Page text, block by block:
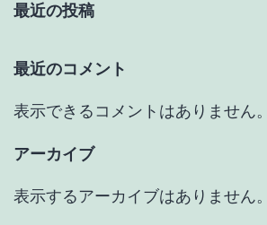
最近の投稿
最近のコメント
表示できるコメントはありません。
アーカイブ
表示するアーカイブはありません。